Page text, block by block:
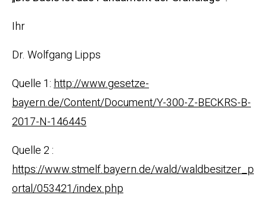
Ihr
Dr. Wolfgang Lipps
Quelle 1:http://www.gesetze-
bayern.de/Content/Document/Y-300-Z-BECKRS-B-
2017-N-146445
Quelle 2 :
https://www.stmelf.bayern.de/wald/waldbesitzer_p
ortal/053421/index.php